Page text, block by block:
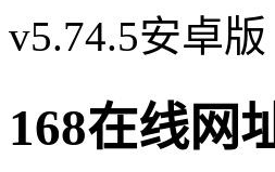
v5.74.5安卓版
168在线网